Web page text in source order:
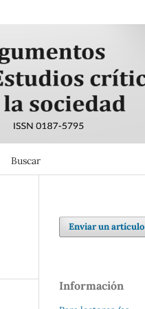
Buscar
Enviar un artículo
Información